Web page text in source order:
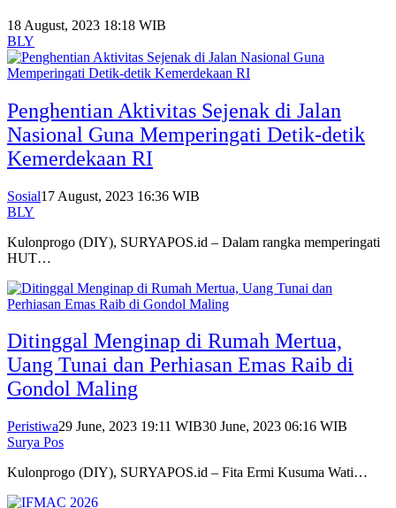
18 August, 2023 18:18 WIB
BLY
Penghentian Aktivitas Sejenak di Jalan
Nasional Guna Memperingati Detik-detik
Kemerdekaan RI
Sosial17 August, 2023 16:36 WIB
BLY
Kulonprogo (DIY), SURYAPOS.id – Dalam rangka memperingati
HUT…
Ditinggal Menginap di Rumah Mertua,
Uang Tunai dan Perhiasan Emas Raib di
Gondol Maling
Peristiwa29 June, 2023 19:11 WIB30 June, 2023 06:16 WIB
Surya Pos
Kulonprogo (DIY), SURYAPOS.id – Fita Ermi Kusuma Wati…